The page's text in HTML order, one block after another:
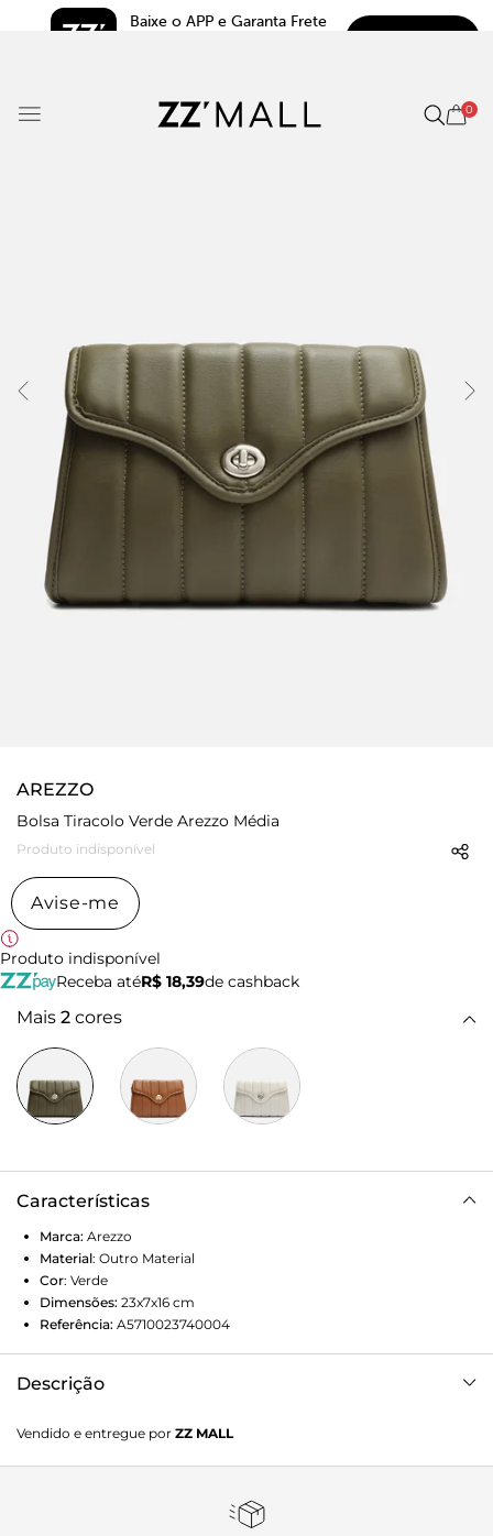
Baixe o APP e Garanta Frete
0
AREZZO
Bolsa Tiracolo Verde Arezzo Média
Produto indisponível
Avise-me
Produto indisponível
Receba atéR$ 18,39de cashback
Mais 2 cores
Características
Marca: Arezzo
Material: Outro Material
Cor: Verde
Dimensões: 23x7x16 cm
Referência: A5710023740004
Descrição
tom de verde militar, com alça tiracolo ajustável. Possui
fechamento por zíper e detalhes em metal prateado na alça
Vendido e entregue por ZZ MALL